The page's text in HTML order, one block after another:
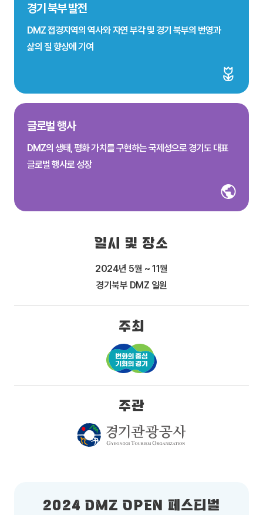
경기 북부 발전
DMZ 접경지역의 역사와 자연 부각 및 경기 북부의 번영과
삶의 질 향상에 기여
글로벌 행사
DMZ의 생태, 평화 가치를 구현하는 국제성으로 경기도 대표
글로벌 행사로 성장
일시 및 장소
2024년 5월 ~ 11월
경기북부 DMZ 일원
주최
주관
2024 DMZ OPEN 페스티벌